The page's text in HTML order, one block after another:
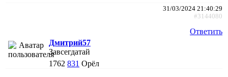
31/03/2024 21:40:29
#3144080
Ответить
Дмитрий57
Завсегдатай
1762 831 Орёл